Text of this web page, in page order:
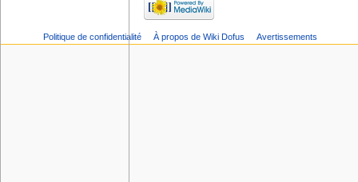
Politique de confidentialité À propos de Wiki Dofus Avertissements